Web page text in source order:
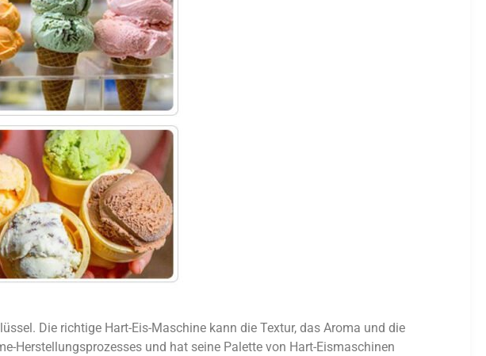
Die richtige Hart-Eis-Maschine kann die Textur, das Aroma und die
Herstellungsprozesses und hat seine Palette von Hart-Eismaschinen